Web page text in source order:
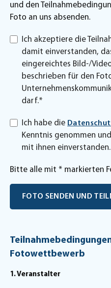
und den
Foto an uns absenden.
Ich akzeptiere die
damit einverstanden,
eingereichtes Bild-/
beschrieben für den
darf.*
Ich habe die
Kenntnis genommen
mit ihnen
Bitte alle mit * markierten
FOTO SENDEN UND
Fotowettbewerb
1. Veranstalter